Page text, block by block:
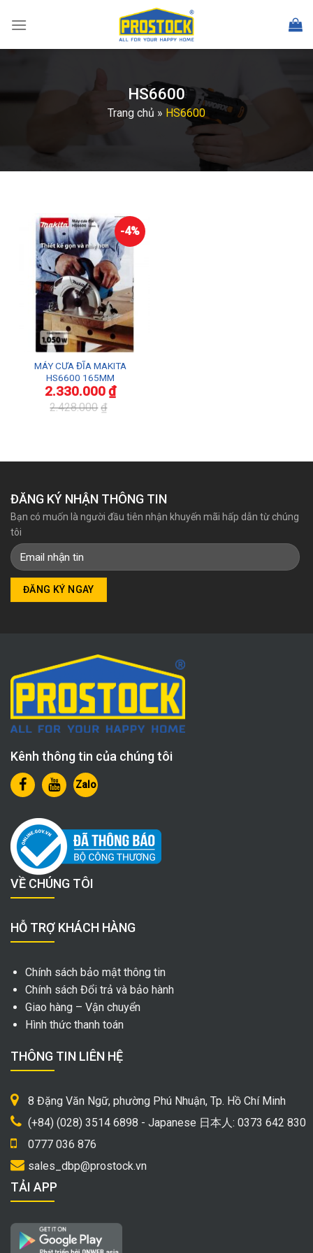
HS6600
Trang chủ » HS6600
-4%
MÁY CƯA ĐĨA MAKITA
HS6600 165MM
2.428.000 ₫
2.330.000₫
ĐĂNG KÝ NHẬN THÔNG TIN
Bạn có muốn là người đầu tiên nhận khuyến mãi hấp dẫn từ chúng
tôi
Kênh thông tin của chúng tôi
Zalo
VỀ CHÚNG TÔI
HỖ TRỢ KHÁCH HÀNG
Chính sách bảo mật thông tin
Chính sách Đổi trả và bảo hành
Giao hàng – Vận chuyển
Hình thức thanh toán
THÔNG TIN LIÊN HỆ
8 Đặng Văn Ngữ, phường Phú Nhuận, Tp. Hồ Chí Minh
(+84) (028) 3514 6898 - Japanese 日本人: 0373 642 830
0777 036 876
sales_dbp@prostock.vn
TẢI APP